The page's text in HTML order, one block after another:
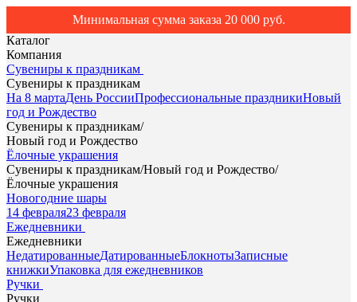
Минимальная сумма заказа 20 000 руб.
Каталог
Компания
Сувениры к праздникам
Сувениры к праздникам
На 8 мартаДень РоссииПрофессиональные праздникиНовый
год и Рождество
Сувениры к праздникам/
Новый год и Рождество
Ёлочные украшения
Сувениры к праздникам/Новый год и Рождество/
Ёлочные украшения
Новогодние шары
14 февраля23 февраля
Ежедневники
Ежедневники
НедатированныеДатированныеБлокнотыЗаписные
книжкиУпаковка для ежедневников
Ручки
Ручки